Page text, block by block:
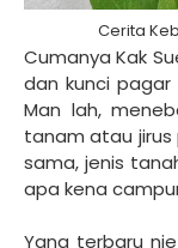
Cerita
Cumanya Kak
dan kunci pagar
Man lah,
tanam atau jirus
sama, jenis
apa kena
Yang terbaru